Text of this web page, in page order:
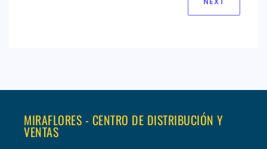
MIRAFLORES - CENTRO DE DISTRIBUCIÓN Y
VENTAS